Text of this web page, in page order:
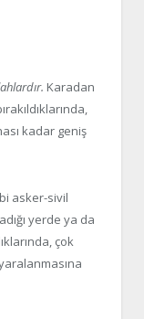
Karadan
kadar geniş
asker-sivil
yerde ya da
çok